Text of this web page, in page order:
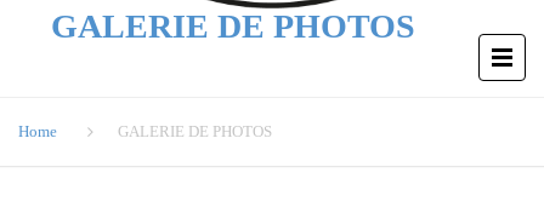
GALERIE DE PHOTOS
Home GALERIE DE PHOTOS